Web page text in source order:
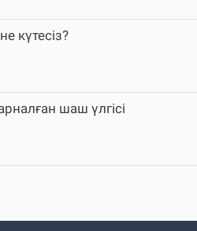
күтесіз?
шаш үлгісі